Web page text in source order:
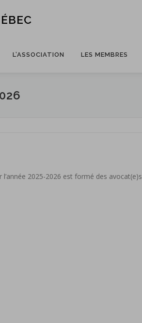
L’ASSOCIATION LES MEMBRES
2025-2026 est formé des avocat(e)s